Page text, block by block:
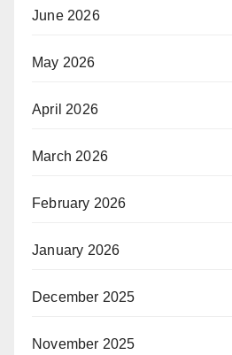
June 2026
May 2026
April 2026
March 2026
February 2026
January 2026
December 2025
November 2025